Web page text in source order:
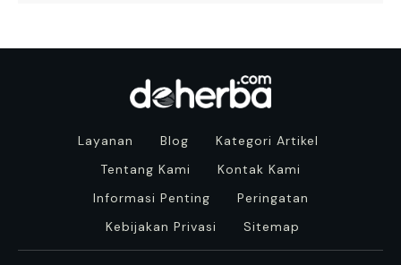
Layanan Blog
Kategori Artikel
Tentang Kami
Kontak Kami
Informasi Penting
Peringatan
Kebijakan Privasi
Sitemap